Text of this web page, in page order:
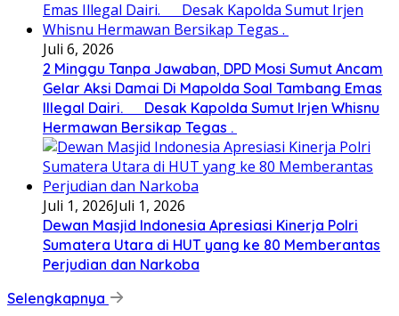
Juli 6, 2026
2 Minggu Tanpa Jawaban, DPD Mosi Sumut Ancam
Gelar Aksi Damai Di Mapolda Soal Tambang Emas
Illegal Dairi. Desak Kapolda Sumut Irjen Whisnu
Hermawan Bersikap Tegas .
Juli 1, 2026Juli 1, 2026
Dewan Masjid Indonesia Apresiasi Kinerja Polri
Sumatera Utara di HUT yang ke 80 Memberantas
Perjudian dan Narkoba
Selengkapnya